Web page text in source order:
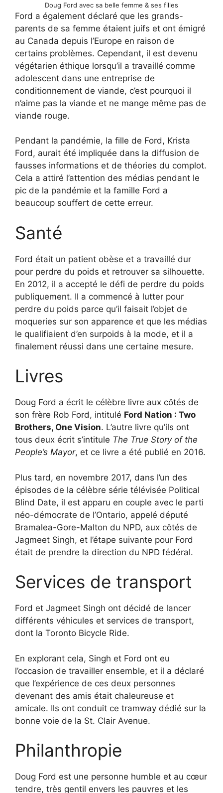
Doug Ford avec sa belle femme & ses filles
Ford a également déclaré que les grands-
parents de sa femme étaient juifs et ont émigré
au Canada depuis l’Europe en raison de
certains problèmes. Cependant, il est devenu
végétarien éthique lorsqu’il a travaillé comme
adolescent dans une entreprise de
conditionnement de viande, c’est pourquoi il
n’aime pas la viande et ne mange même pas de
viande rouge.
Pendant la pandémie, la fille de Ford, Krista
Ford, aurait été impliquée dans la diffusion de
fausses informations et de théories du complot.
Cela a attiré l’attention des médias pendant le
pic de la pandémie et la famille Ford a
beaucoup souffert de cette erreur.
Santé
Ford était un patient obèse et a travaillé dur
pour perdre du poids et retrouver sa silhouette.
En 2012, il a accepté le défi de perdre du poids
publiquement. Il a commencé à lutter pour
perdre du poids parce qu’il faisait l’objet de
moqueries sur son apparence et que les médias
le qualifiaient d’en surpoids à la mode, et il a
finalement réussi dans une certaine mesure.
Livres
Doug Ford a écrit le célèbre livre aux côtés de
son frère Rob Ford, intitulé Ford Nation : Two
Brothers, One Vision. L’autre livre qu’ils ont
tous deux écrit s’intitule The True Story of the
People’s Mayor, et ce livre a été publié en 2016.
Plus tard, en novembre 2017, dans l’un des
épisodes de la célèbre série télévisée Political
Blind Date, il est apparu en couple avec le parti
néo-démocrate de l’Ontario, appelé député
Bramalea-Gore-Malton du NPD, aux côtés de
Jagmeet Singh, et l’étape suivante pour Ford
était de prendre la direction du NPD fédéral.
Services de transport
Ford et Jagmeet Singh ont décidé de lancer
différents véhicules et services de transport,
dont la Toronto Bicycle Ride.
En explorant cela, Singh et Ford ont eu
l’occasion de travailler ensemble, et il a déclaré
que l’expérience de ces deux personnes
devenant des amis était chaleureuse et
amicale. Ils ont conduit ce tramway dédié sur la
bonne voie de la St. Clair Avenue.
Philanthropie
Doug Ford est une personne humble et au cœur
tendre, très gentil envers les pauvres et les